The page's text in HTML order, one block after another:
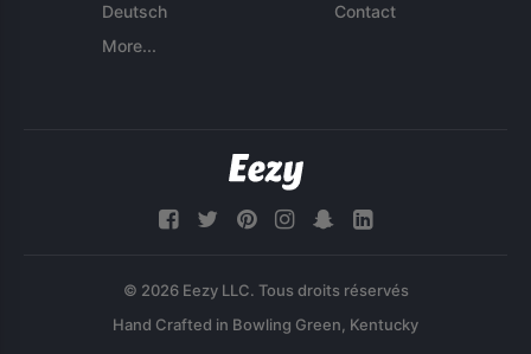
Deutsch
More...
Contact
© 2026 Eezy LLC. Tous droits réservés